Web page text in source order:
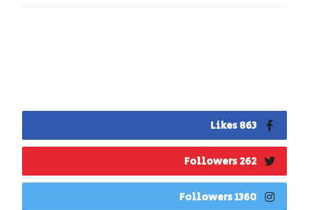
863 Likes
262 Followers
1360 Followers